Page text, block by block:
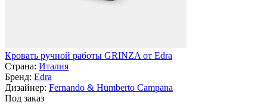
Кровать ручной работы GRINZA от Edra
Страна: Италия
Бренд: Edra
Дизайнер: Fernando & Humberto Campana
Под заказ